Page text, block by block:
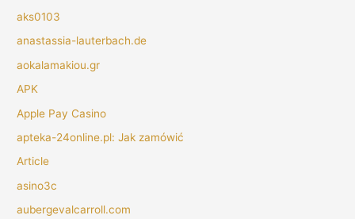
aks0103
anastassia-lauterbach.de
aokalamakiou.gr
APK
Apple Pay Casino
apteka-24online.pl: Jak zamówić
Article
asino3c
aubergevalcarroll.com